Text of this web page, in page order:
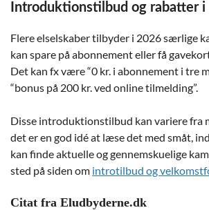
Introduktionstilbud og rabatter i
Flere elselskaber tilbyder i 2026 særlige
kan spare på abonnement eller få
Det kan fx være “0 kr. i abonnement i tre
“bonus på 200 kr. ved online tilmelding”.
Disse introduktionstilbud kan variere fra
det er en god idé at læse det med småt,
kan finde aktuelle og gennemskuelige
sted på siden om introtilbud og
Citat fra Eludbyderne.dk